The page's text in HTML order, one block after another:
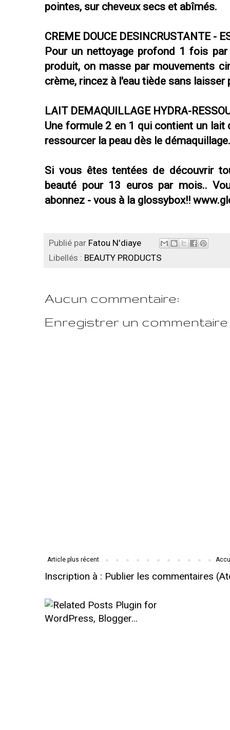
pointes, sur cheveux secs et abîmés.
CREME DOUCE DESINCRUSTANTE -
Pour un nettoyage profond 1 fois
produit, on masse par mouvements
crème, rincez à l'eau tiède sans laisser
LAIT DEMAQUILLAGE HYDRA-
Une formule 2 en 1 qui contient un
ressourcer la peau dès le démaquillage.
Si vous êtes tentées de découvrir
beauté pour 13 euros par mois..
abonnez - vous à la glossybox!!
Publié par Fatou N'diaye
Libellés : BEAUTY PRODUCTS
Aucun commentaire:
Enregistrer un commentaire
Article plus récent
Inscription à : Publier les commentaires